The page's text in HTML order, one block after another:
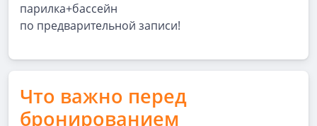
парилка+бассейн
по предварительной записи!
Что важно перед
бронированием